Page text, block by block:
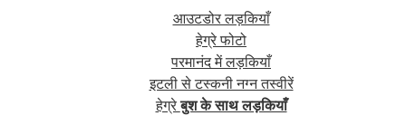
आउटडोर लड़कियाँ
हेग्रे फोटो
परमानंद में लड़कियाँ
इटली से टस्कनी नग्न तस्वीरें
हेग्रेबुश के साथ लड़कियाँ